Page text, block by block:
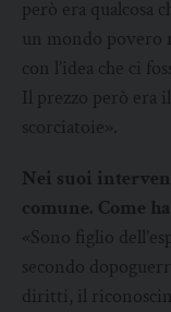
però era qualcosa
un mondo povero
con l’idea che ci
Il prezzo però era
scorciatoie».
Nei suoi
comune. Come
«Sono figlio
secondo
diritti, il